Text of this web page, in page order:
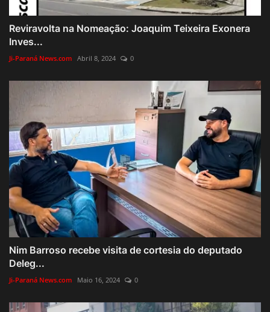
Reviravolta na Nomeação: Joaquim Teixeira Exonera
Inves...
Ji-Paraná News.com Abril 8, 2024 0
Nim Barroso recebe visita de cortesia do deputado
Deleg...
Ji-Paraná News.com Maio 16, 2024 0